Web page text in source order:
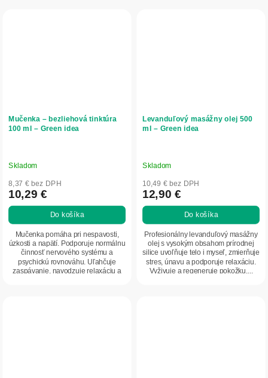
Mučenka – bezliehová tinktúra
100 ml – Green idea
Skladom
8,37 € bez DPH
10,29 €
Do košíka
Mučenka pomáha pri nespavosti,
úzkosti a napätí. Podporuje normálnu
činnosť nervového systému a
psychickú rovnováhu. Uľahčuje
zaspávanie, navodzuje relaxáciu a
Levanduľový masážny olej 500
ml – Green idea
Skladom
10,49 € bez DPH
12,90 €
Do košíka
Profesionálny levanduľový masážny
olej s vysokým obsahom prírodnej
silice uvoľňuje telo i myseľ, zmierňuje
stres, únavu a podporuje relaxáciu.
Vyživuje a regeneruje pokožku,...